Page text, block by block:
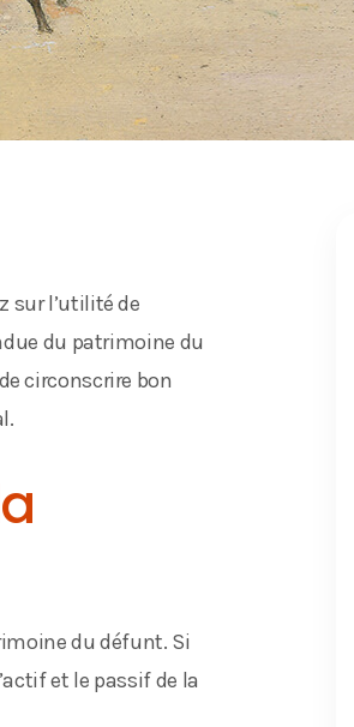
sur l’utilité de
du patrimoine du
circonscrire bon
du défunt. Si
et le passif de la